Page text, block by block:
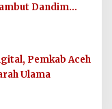
Dandim
Pemkab Aceh
Ulama